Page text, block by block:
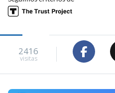
2416
visitas